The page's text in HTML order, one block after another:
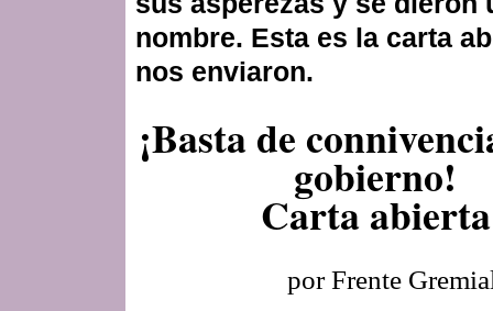
nombre. Esta es la carta
nos enviaron.
¡Basta de
gobierno!
Carta abierta
por Frente